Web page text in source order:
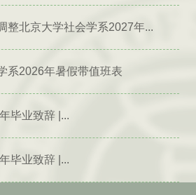
整北京大学社会学系2027年...
系2026年暑假带值班表
毕业致辞 |...
毕业致辞 |...